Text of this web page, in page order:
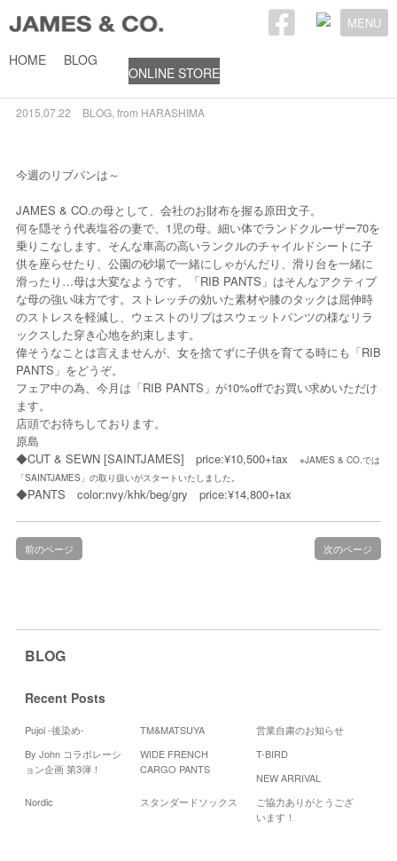
MENU
HOME BLOG
ONLINE STORE
ママのRIB PANTS
2015.07.22 BLOG, from HARASHIMA
今週のリブパンは～
JAMES & CO.の母として、会社のお財布を握る原田文子。
何を隠そう代表塩谷の妻で、1児の母。細い体でランドクルーザー70を
乗りこなします。そんな車高の高いランクルのチャイルドシートに子
供を座らせたり、公園の砂場で一緒にしゃがんだり、滑り台を一緒に
滑ったり…母は大変なようです。「RIB PANTS」はそんなアクティブ
な母の強い味方です。ストレッチの効いた素材や膝のタックは屈伸時
のストレスを軽減し、ウェストのリブはスウェットパンツの様なリラ
ックスした穿き心地を約束します。
偉そうなことは言えませんが、女を捨てずに子供を育てる時にも「RIB
PANTS」をどうぞ。
フェア中の為、今月は「RIB PANTS」が10%offでお買い求めいただけ
ます。
店頭でお待ちしております。
原島
◆CUT & SEWN [SAINTJAMES] price:¥10,500+tax
※JAMES & CO.では
「SAINTJAMES」の取り扱いがスタートいたしました。
◆PANTS color:nvy/khk/beg/gry price:¥14,800+tax
前のページ 次のページ
BLOG
Recent Posts
Pujol -後染め- TM&MATSUYA
営業自粛のお知らせ
By John コラボレーシ
ョン企画 第3弾！
WIDE FRENCH
CARGO PANTS
T-BIRD
NEW ARRIVAL
Nordic
スタンダードソックス
ご協力ありがとうござ
います！